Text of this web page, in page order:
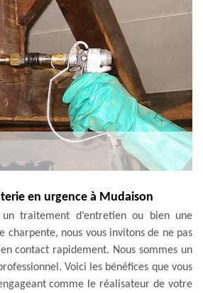
en urgence à Mudaison
traitement d’entretien ou bien une
charpente, nous vous invitons de ne pas
contact rapidement. Nous sommes un
Voici les bénéfices que vous
comme le réalisateur de votre